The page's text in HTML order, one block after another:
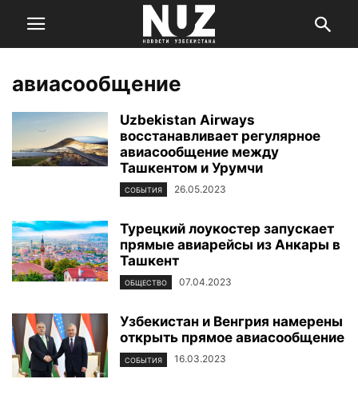
авиасообщение
Uzbekistan Airways
восстанавливает регулярное
авиасообщение между
Ташкентом и Урумчи
СОБЫТИЯ 26.05.2023
Турецкий лоукостер запускает
прямые авиарейсы из Анкары в
Ташкент
ОБЩЕСТВО 07.04.2023
Узбекистан и Венгрия намерены
открыть прямое авиасообщение
СОБЫТИЯ 16.03.2023